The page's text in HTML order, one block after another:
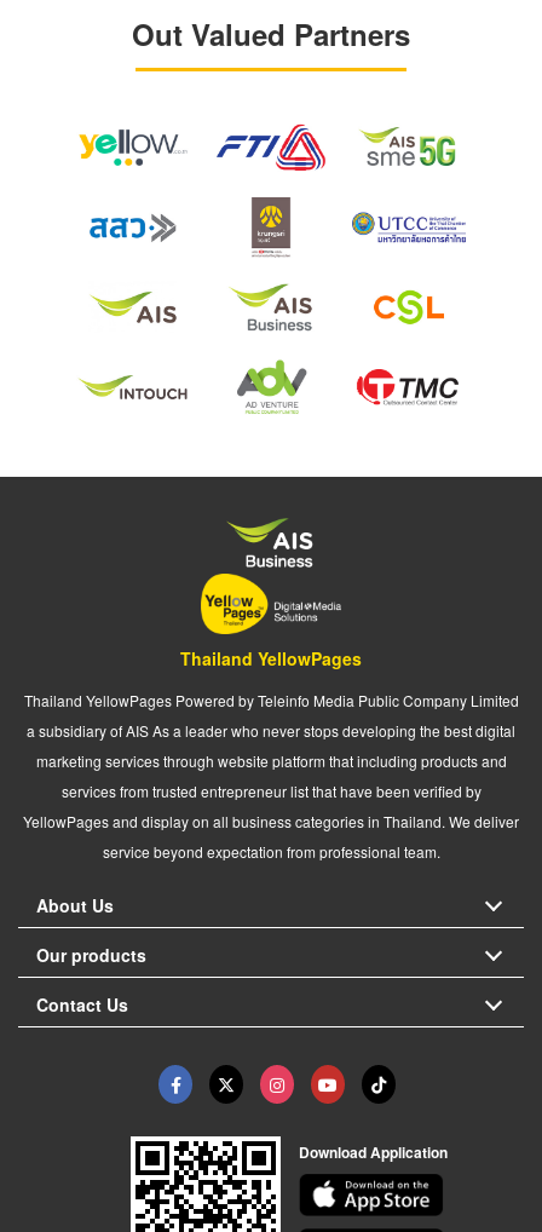
Out Valued Partners
Thailand YellowPages
Thailand YellowPages Powered by Teleinfo Media Public Company Limited
a subsidiary of AIS As a leader who never stops developing the best digital
marketing services through website platform that including products and
services from trusted entrepreneur list that have been verified by
YellowPages and display on all business categories in Thailand. We deliver
service beyond expectation from professional team.
About Us
Our products
Contact Us
Download Application